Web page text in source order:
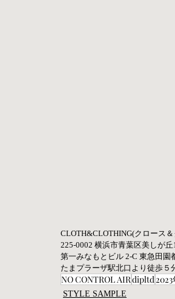
CLOTH&CLOTHING(クロース
225-0002 横浜市青葉区美しが丘
第一みなもとビル 2-C 東急田園
たまプラーザ駅北口より徒歩５
NO CONTROL AIRdipltd
STYLE SAMPLE